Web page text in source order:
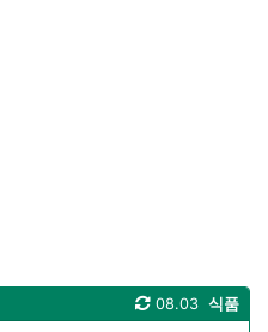
식품
08.03